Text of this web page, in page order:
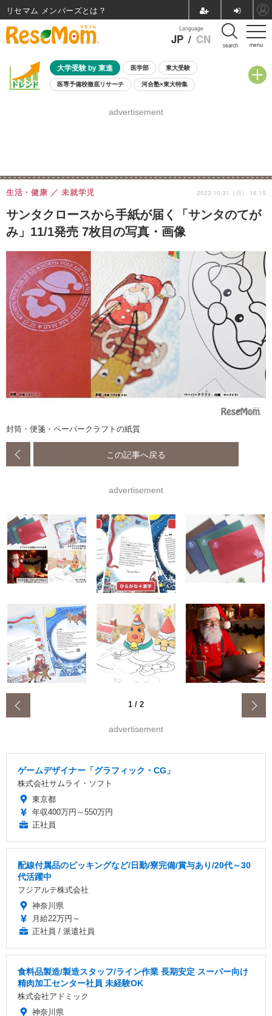
menu
Language
JP / CN search
大学受験 by 東進 医学部 東大受験
医専予備校徹底リサーチ 河合塾×東大特集
8月開催学校説明会・相談会
advertisement
サンタクロースから手紙が届く「サンタのてが
み」11/1発売 7枚目の写真・画像
生活・健康 未就学児 2022.10.31（月） 16:15
封筒・便箋・ペーパークラフトの紙質
この記事へ戻る
advertisement
1 / 2
advertisement
ゲームデザイナー「グラフィック・CG」
株式会社サムライ・ソフト
東京都
年収400万円～550万円
正社員
配線付属品のピッキングなど/日勤/寮完備/賞与あり/20代～30
代活躍中
フジアルテ株式会社
神奈川県
月給22万円～
正社員 / 派遣社員
食料品製造/製造スタッフ/ライン作業 長期安定 スーパー向け
精肉加工センター社員 未経験OK
株式会社アドミック
神奈川県
リセマム メンバーズ